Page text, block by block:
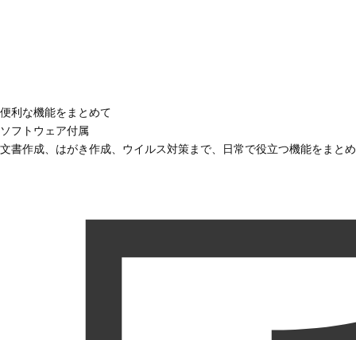
便利な機能をまとめて
ソフトウェア付属
文書作成、はがき作成、ウイルス対策まで、日常で役立つ機能をまと